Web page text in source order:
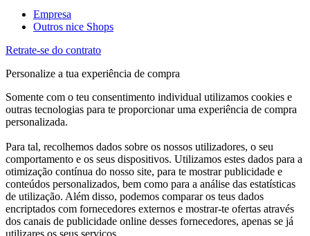
Empresa
Outros nice Shops
Retrate-se do contrato
Personalize a tua experiência de compra
Somente com o teu consentimento individual utilizamos cookies e
outras tecnologias para te proporcionar uma experiência de compra
personalizada.
Para tal, recolhemos dados sobre os nossos utilizadores, o seu
comportamento e os seus dispositivos. Utilizamos estes dados para a
otimização contínua do nosso site, para te mostrar publicidade e
conteúdos personalizados, bem como para a análise das estatísticas
de utilização. Além disso, podemos comparar os teus dados
encriptados com fornecedores externos e mostrar-te ofertas através
dos canais de publicidade online desses fornecedores, apenas se já
utilizares os seus serviços.